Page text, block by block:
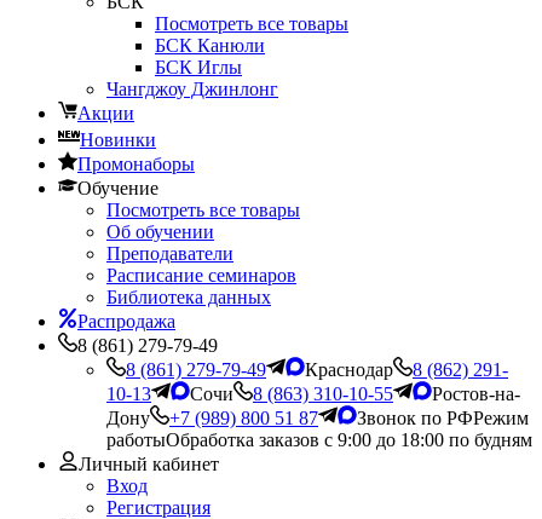
Посмотреть все товары
БСК Канюли
БСК Иглы
Чангджоу Джинлонг
Акции
Новинки
Промонаборы
Обучение
Посмотреть все товары
Об обучении
Преподаватели
Расписание семинаров
Библиотека данных
Распродажа
8 (861) 279-79-49
8 (861) 279-79-49
Краснодар
8 (862) 291-
10-13
Сочи 8 (863) 310-10-55
Ростов-на-
Дону
+7 (989) 800 51 87 Звонок по РФРежим
работыОбработка заказов с 9:00 до 18:00 по будням
Личный кабинет
Вход
Регистрация